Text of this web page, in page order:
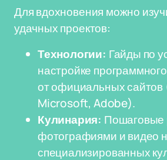
Для вдохновения можно
удачных проектов:
Технологии: Гайды по
настройке
от официальных сайтов
Microsoft, Adobe).
Кулинария: Пошаговые
фотографиями и видео
специализированных